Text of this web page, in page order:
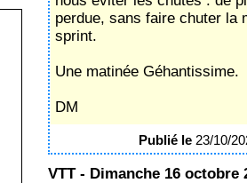
perdue, sans faire chuter la
sprint.
Une matinée Géhantissime.
DM
Publié le 23/10/
VTT - Dimanche 16 octobre